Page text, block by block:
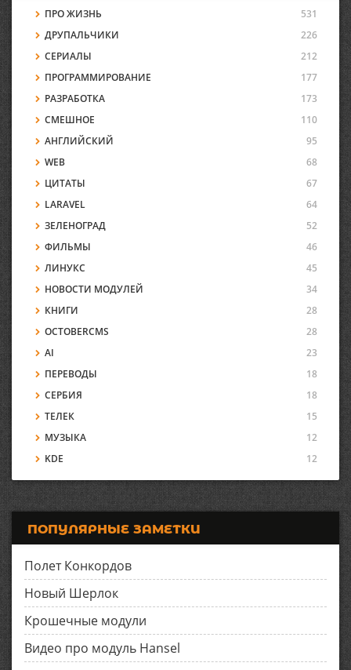
ПРО ЖИЗНЬ
531
ДРУПАЛЬЧИКИ
226
СЕРИАЛЫ
212
ПРОГРАММИРОВАНИЕ
177
РАЗРАБОТКА
173
СМЕШНОЕ
110
АНГЛИЙСКИЙ
95
WEB
68
ЦИТАТЫ
67
LARAVEL
64
ЗЕЛЕНОГРАД
52
ФИЛЬМЫ
46
ЛИНУКС
45
НОВОСТИ МОДУЛЕЙ
34
КНИГИ
28
OCTOBERCMS
28
AI
23
ПЕРЕВОДЫ
18
СЕРБИЯ
18
ТЕЛЕК
15
МУЗЫКА
12
KDE
12
ПОПУЛЯРНЫЕ ЗАМЕТКИ
Полет Конкордов
Новый Шерлок
Крошечные модули
Видео про модуль Hansel